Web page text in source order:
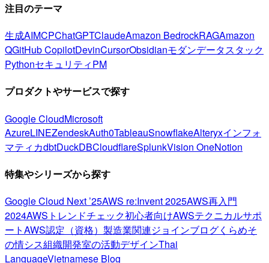
注目のテーマ
生成AIMCPChatGPTClaudeAmazon BedrockRAGAmazon
QGitHub CopilotDevinCursorObsidianモダンデータスタック
PythonセキュリティPM
プロダクトやサービスで探す
Google CloudMicrosoft
AzureLINEZendeskAuth0TableauSnowflakeAlteryxインフォ
マティカdbtDuckDBCloudflareSplunkVision OneNotion
特集やシリーズから探す
Google Cloud Next ’25AWS re:Invent 2025AWS再入門
2024AWSトレンドチェック初心者向けAWSテクニカルサポ
ートAWS認定（資格） 製造業関連ジョインブログくらめそ
の情シス組織開発室の活動デザインThai
LanguageVietnamese Blog